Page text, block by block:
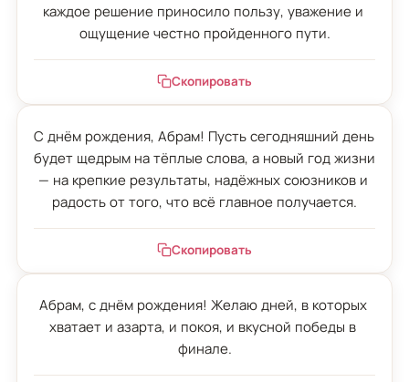
каждое решение приносило пользу, уважение и
ощущение честно пройденного пути.
Скопировать
С днём рождения, Абрам! Пусть сегодняшний день
будет щедрым на тёплые слова, а новый год жизни
— на крепкие результаты, надёжных союзников и
радость от того, что всё главное получается.
Скопировать
Абрам, с днём рождения! Желаю дней, в которых
хватает и азарта, и покоя, и вкусной победы в
финале.